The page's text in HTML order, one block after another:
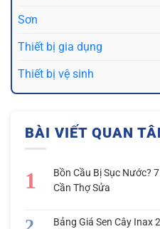
Sơn
Thiết bị gia dụng
Thiết bị vệ sinh
BÀI VIẾT QUAN
Bồn Cầu Bị Sục Nước?
Cần Thợ Sửa
Bảng Giá Sen Cây Inax